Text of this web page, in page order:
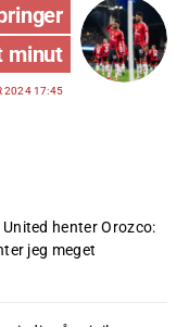
minut
2024 17:45
henter Orozco:
jeg meget